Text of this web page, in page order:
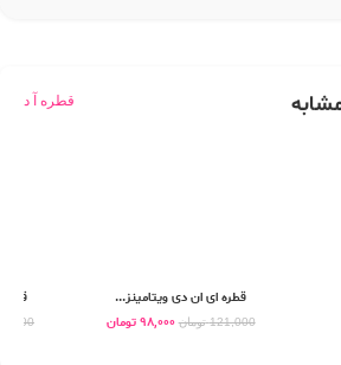
قطره آ د
قطره ای ان دی ویتامینز...
121,000 تومان 98,000 تومان